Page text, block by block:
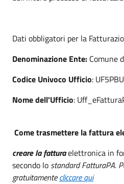
Dati obbligatori per la
Denominazione Ente: Comune
Codice Univoco Ufficio: UF5PBU
Nome dell'Ufficio:
Come trasmettere la fattura
creare la fatturaelettronica in
secondo lo standard FatturaPA.
gratuitamentecliccare qui